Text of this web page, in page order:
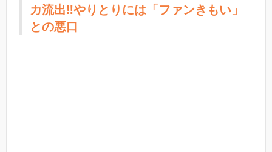
カ流出‼︎やりとりには「ファンきもい」
との悪口